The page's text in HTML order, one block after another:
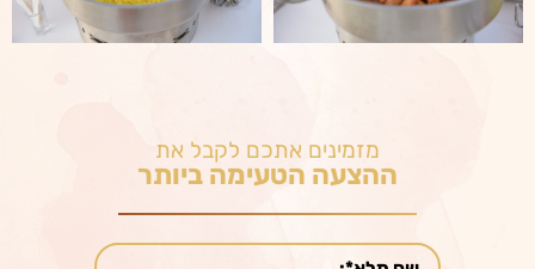
מזמינים אתכם לקבל את
ההצעה הטעימה ביותר